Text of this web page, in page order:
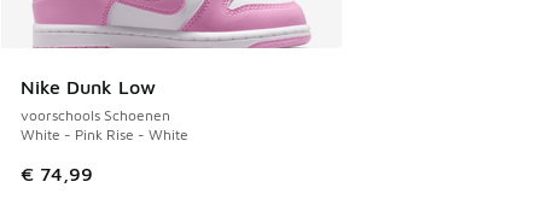
Nike Dunk Low
voorschools Schoenen
White - Pink Rise - White
€ 74,99